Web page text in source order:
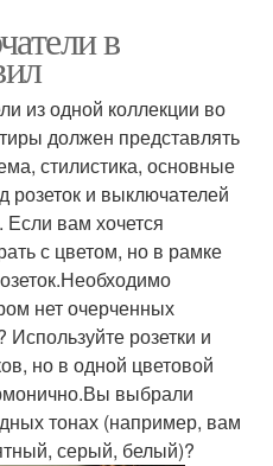
в
из одной коллекции во
должен представлять
стилистика, основные
и выключателей
вам хочется
с цветом, но в рамке
нет очерченных
Используйте розетки и
но в одной цветовой
выбрали
тонах (например, вам
серый, белый)?